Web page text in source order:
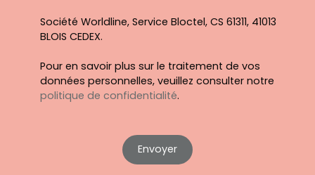
Société Worldline, Service Bloctel, CS 61311, 41013
BLOIS CEDEX.
Pour en savoir plus sur le traitement de vos
données personnelles, veuillez consulter notre
politique de confidentialité.
Envoyer